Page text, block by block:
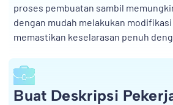
proses pembuatan sambil
dengan mudah melakukan
memastikan keselarasan penuh
Buat Deskripsi